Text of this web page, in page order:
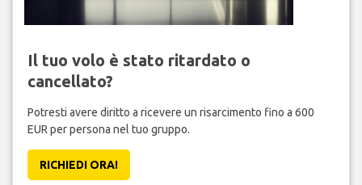
Il tuo volo è stato ritardato o
cancellato?
Potresti avere diritto a ricevere un risarcimento fino a 600
EUR per persona nel tuo gruppo.
RICHIEDI ORA!